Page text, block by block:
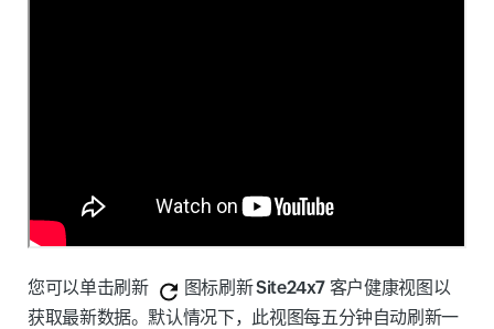
您可以单击刷新 图标刷新Site24x7 客户健康视图以
获取最新数据。默认情况下，此视图每五分钟自动刷新一